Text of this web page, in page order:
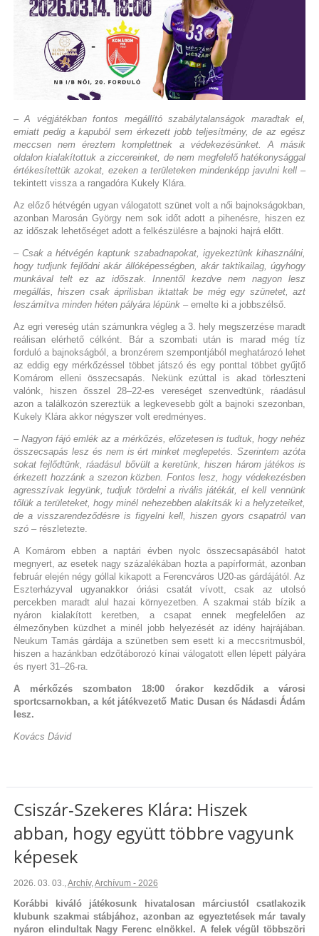
– A végjátékban fontos megállító szabálytalanságok maradtak el,
emiatt pedig a kapuból sem érkezett jobb teljesítmény, de az egész
meccsen nem éreztem komplettnek a védekezésünket. A másik
oldalon kialakítottuk a ziccereinket, de nem megfelelő hatékonysággal
értékesítettük azokat, ezeken a területeken mindenképp javulni kell –
tekintett vissza a rangadóra Kukely Klára.
Az előző hétvégén ugyan válogatott szünet volt a női bajnokságokban,
azonban Marosán György nem sok időt adott a pihenésre, hiszen ez
az időszak lehetőséget adott a felkészülésre a bajnoki hajrá előtt.
– Csak a hétvégén kaptunk szabadnapokat, igyekeztünk kihasználni,
hogy tudjunk fejlődni akár állóképességben, akár taktikailag, úgyhogy
munkával telt ez az időszak. Innentől kezdve nem nagyon lesz
megállás, hiszen csak áprilisban iktattak be még egy szünetet, azt
leszámítva minden héten pályára lépünk– emelte ki a jobbszélső.
Az egri vereség után számunkra végleg a 3. hely megszerzése maradt
reálisan elérhető célként. Bár a szombati után is marad még tíz
forduló a bajnokságból, a bronzérem szempontjából meghatározó lehet
az eddig egy mérkőzéssel többet játszó és egy ponttal többet gyűjtő
Komárom elleni összecsapás. Nekünk ezúttal is akad törleszteni
valónk, hiszen ősszel 28–22-es vereséget szenvedtünk, ráadásul
azon a találkozón szereztük a legkevesebb gólt a bajnoki szezonban,
Kukely Klára akkor négyszer volt eredményes.
– Nagyon fájó emlék az a mérkőzés, előzetesen is tudtuk, hogy nehéz
összecsapás lesz és nem is ért minket meglepetés. Szerintem azóta
sokat fejlődtünk, ráadásul bővült a keretünk, hiszen három játékos is
érkezett hozzánk a szezon közben. Fontos lesz, hogy védekezésben
agresszívak legyünk, tudjuk tördelni a rivális játékát, el kell vennünk
tőlük a területeket, hogy minél nehezebben alakítsák ki a helyzeteiket,
de a visszarendeződésre is figyelni kell, hiszen gyors csapatról van
szó– részletezte.
A Komárom ebben a naptári évben nyolc összecsapásából hatot
megnyert, az esetek nagy százalékában hozta a papírformát, azonban
február elején négy góllal kikapott a Ferencváros U20-as gárdájától. Az
Eszterházyval ugyanakkor óriási csatát vívott, csak az utolsó
percekben maradt alul hazai környezetben. A szakmai stáb bízik a
nyáron kialakított keretben, a csapat ennek megfelelően az
élmezőnyben küzdhet a minél jobb helyezését az idény hajrájában.
Neukum Tamás gárdája a szünetben sem esett ki a meccsritmusból,
hiszen a hazánkban edzőtáborozó kínai válogatott ellen lépett pályára
és nyert 31–26-ra.
A mérkőzés szombaton 18:00 órakor kezdődik a városi
sportcsarnokban, a két játékvezető Matic Dusan és Nádasdi Ádám
lesz.
Kovács Dávid
Csiszár-Szekeres Klára: Hiszek
abban, hogy együtt többre vagyunk
képesek
2026. 03. 03.,Archív,Archívum - 2026
Korábbi kiváló játékosunk hivatalosan márciustól csatlakozik
klubunk szakmai stábjához, azonban az egyeztetések már tavaly
nyáron elindultak Nagy Ferenc elnökkel. A felek végül többszöri